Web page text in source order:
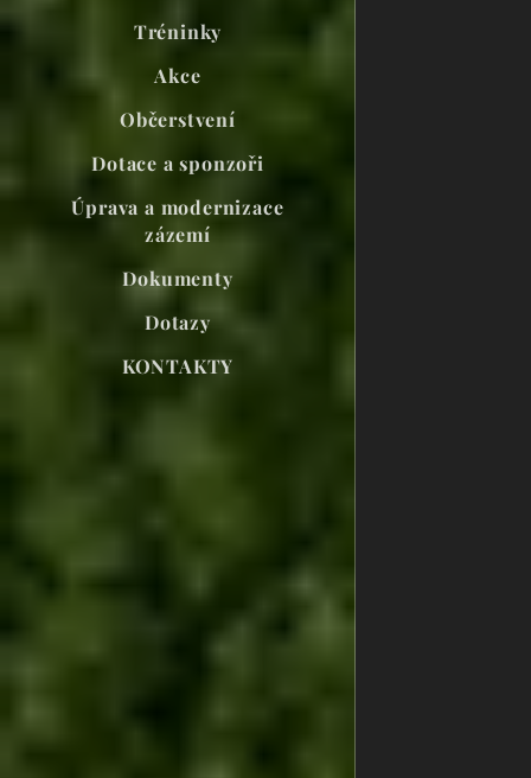
Tréninky
Akce
Občerstvení
Dotace a sponzoři
Úprava a modernizace
zázemí
Dokumenty
Dotazy
KONTAKTY